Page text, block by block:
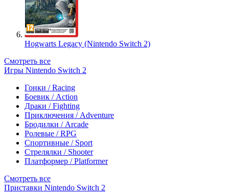
Hogwarts Legacy (Nintendo Switch 2)
Смотреть все
Игры Nintendo Switch 2
Гонки / Racing
Боевик / Action
Драки / Fighting
Приключения / Adventure
Бродилки / Arcade
Ролевые / RPG
Спортивные / Sport
Стрелялки / Shooter
Платформер / Platformer
Смотреть все
Приставки Nintendo Switch 2